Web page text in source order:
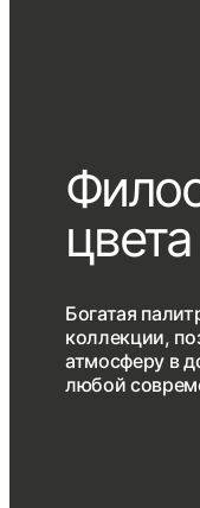
цвета
Богатая
коллекции,
атмосферу в
любой